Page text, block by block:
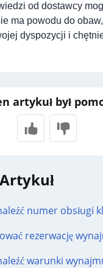
od dostawcy
ma powodu do
dyspozycji i
artykuł był
numer obsługi
rezerwację
warunki